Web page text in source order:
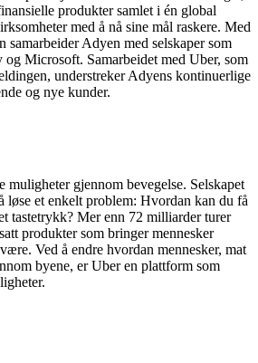
produkter samlet i én global
med å nå sine mål raskere. Med
samarbeider Adyen med selskaper som
Microsoft. Samarbeidet med Uber, som
understreker Adyens kontinuerlige
og nye kunder.
muligheter gjennom bevegelse. Selskapet
løse et enkelt problem: Hvordan kan du få
tastetrykk? Mer enn 72 milliarder turer
produkter som bringer mennesker
Ved å endre hvordan mennesker, mat
byene, er Uber en plattform som